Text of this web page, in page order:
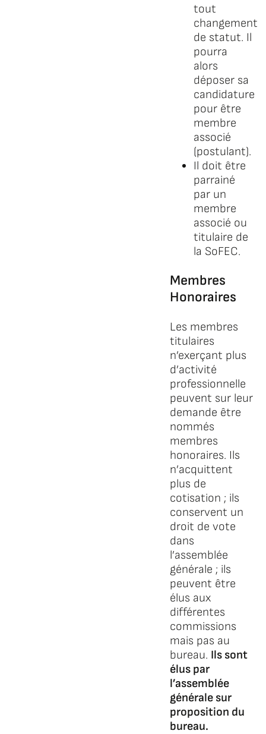
tout
changement
de statut. Il
pourra
alors
déposer sa
candidature
pour être
membre
associé
(postulant).
Il doit être
parrainé
par un
membre
associé ou
titulaire de
la SoFEC.
Membres
Honoraires
Les membres
titulaires
n’exerçant plus
d’activité
professionnelle
peuvent sur leur
demande être
nommés
membres
honoraires. Ils
n’acquittent
plus de
cotisation ; ils
conservent un
droit de vote
dans
l’assemblée
générale ; ils
peuvent être
élus aux
différentes
commissions
mais pas au
bureau. Ils sont
élus par
l’assemblée
générale sur
proposition du
bureau.